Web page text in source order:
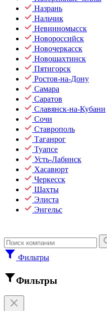
Назрань
Нальчик
Невинномысск
Новороссийск
Новочеркасск
Новошахтинск
Пятигорск
Ростов-на-Дону
Самара
Саратов
Славянск-на-Кубани
Сочи
Ставрополь
Таганрог
Туапсе
Усть-Лабинск
Хасавюрт
Черкесск
Шахты
Элиста
Энгельс
Фильтры
Фильтры